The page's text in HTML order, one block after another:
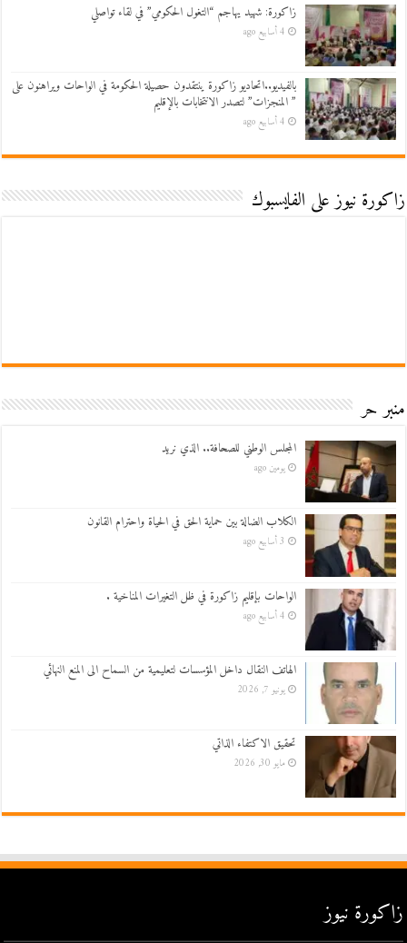
زاكورة: شهيد يهاجم “التغول الحكومي” في لقاء تواصلي
4 أسابيع ago
بالفيديو..اتحاديو زاكورة ينتقدون حصيلة الحكومة في الواحات ويراهنون على
” المنجزات” لتصدر الانتخابات بالإقليم
4 أسابيع ago
زاكورة نيوز على الفايسبوك
منبر حر
المجلس الوطني للصحافة.. الذي نريد
يومين ago
الكلاب الضالة بين حماية الحق في الحياة واحترام القانون
3 أسابيع ago
الواحات بإقليم زاكورة في ظل التغيرات المناخية .
4 أسابيع ago
الهاتف النقال داخل المؤسسات لتعليمية من السماح الى المنع النهائي
يونيو 7, 2026
تحقيق الاكتفاء الذاتي
مايو 30, 2026
زاكورة نيوز